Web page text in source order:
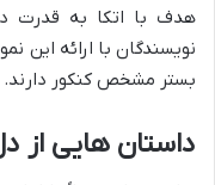
هدف با اتکا به قدرت
نویسندگان با ارائه این
بستر مشخص کنکور دارند.
داستان هایی از